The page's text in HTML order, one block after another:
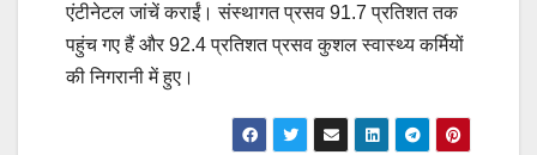
एंटीनेटल जांचें कराईं। संस्थागत प्रसव 91.7 प्रतिशत तक
पहुंच गए हैं और 92.4 प्रतिशत प्रसव कुशल स्वास्थ्य कर्मियों
की निगरानी में हुए।